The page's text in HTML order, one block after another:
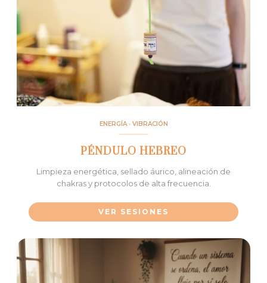
ENERGÍA · VIBRACIÓN
PÉNDULO HEBREO
Limpieza energética, sellado áurico, alineación de
chakras y protocolos de alta frecuencia.
VER SESIONES